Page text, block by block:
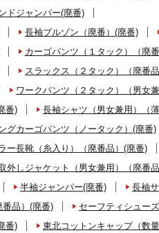
ドジャンパー(廃番)
長袖ブルゾン（廃番）(廃番)
カーゴパンツ（１タック）（廃
スラックス（２タック）（廃番
ワークパンツ（２タック）（男女
番)
長袖シャツ（男女兼用）（
グカーゴパンツ（ノータック）(廃番)
ー長靴（糸入り）（廃番品）(廃番)
外しジャケット（男女兼用）（廃番
半袖ジャンパー(廃番)
長袖
品）(廃番)
セーフティシュー
番)
東北コットンキャップ（数